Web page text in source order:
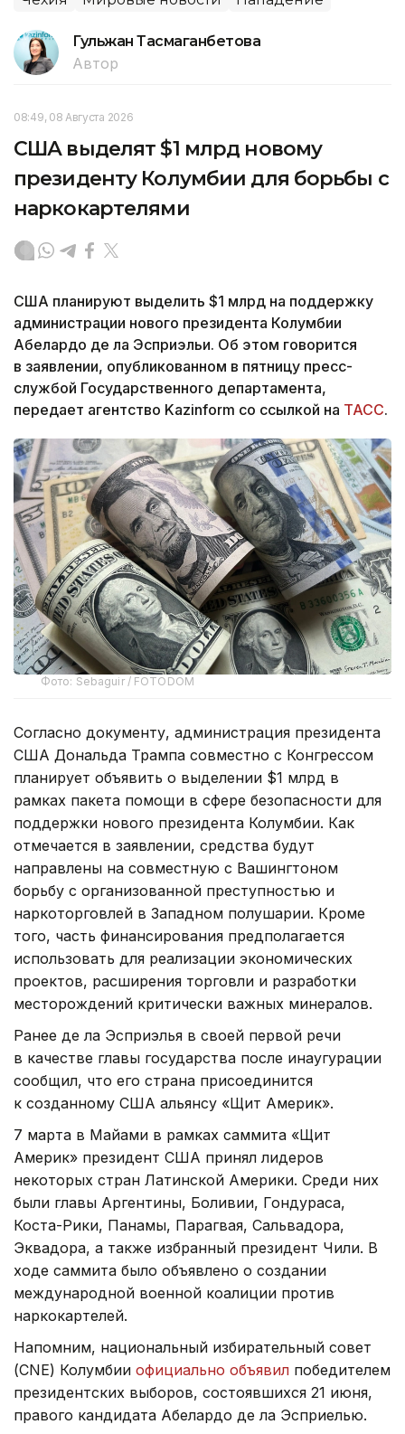
Гульжан Тасмаганбетова
Автор
08:49, 08 Августа 2026
США выделят $1 млрд новому
президенту Колумбии для борьбы с
наркокартелями
США планируют выделить $1 млрд на поддержку
администрации нового президента Колумбии
Абелардо де ла Эсприэльи. Об этом говорится
в заявлении, опубликованном в пятницу пресс-
службой Государственного департамента,
передает агентство Kazinform со ссылкой на ТАСС.
Фото: Sebaguir / FOTODOM
Согласно документу, администрация президента
США Дональда Трампа совместно с Конгрессом
планирует объявить о выделении $1 млрд в
рамках пакета помощи в сфере безопасности для
поддержки нового президента Колумбии. Как
отмечается в заявлении, средства будут
направлены на совместную с Вашингтоном
борьбу с организованной преступностью и
наркоторговлей в Западном полушарии. Кроме
того, часть финансирования предполагается
использовать для реализации экономических
проектов, расширения торговли и разработки
месторождений критически важных минералов.
Ранее де ла Эсприэлья в своей первой речи
в качестве главы государства после инаугурации
сообщил, что его страна присоединится
к созданному США альянсу «Щит Америк».
7 марта в Майами в рамках саммита «Щит
Америк» президент США принял лидеров
некоторых стран Латинской Америки. Среди них
были главы Аргентины, Боливии, Гондураса,
Коста-Рики, Панамы, Парагвая, Сальвадора,
Эквадора, а также избранный президент Чили. В
ходе саммита было объявлено о создании
международной военной коалиции против
наркокартелей.
Напомним, национальный избирательный совет
(CNE) Колумбии официально объявил победителем
президентских выборов, состоявшихся 21 июня,
правого кандидата Абелардо де ла Эсприелью.